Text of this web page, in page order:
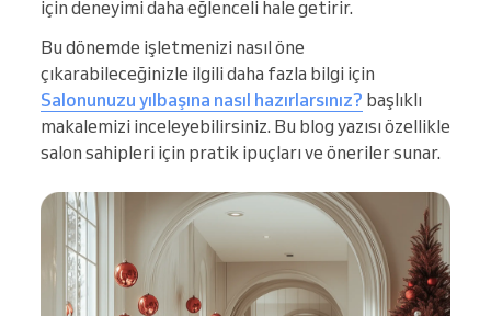
için deneyimi daha eğlenceli hale getirir.
Bu dönemde işletmenizi nasıl öne
çıkarabileceğinizle ilgili daha fazla bilgi için
Salonunuzu yılbaşına nasıl hazırlarsınız? başlıklı
makalemizi inceleyebilirsiniz. Bu blog yazısı özellikle
salon sahipleri için pratik ipuçları ve öneriler sunar.